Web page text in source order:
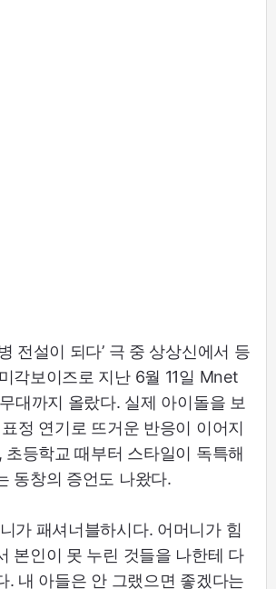
전설이 되다’ 극 중 상상신에서 등
각보이즈로 지난 6월 11일 Mnet
무대까지 올랐다. 실제 아이돌을 보
정 연기로 뜨거운 반응이 이어지
초등학교 때부터 스타일이 독특해
동창의 증언도 나왔다.
가 패셔너블하시다. 어머니가 힘
본인이 못 누린 것들을 나한테 다
. 내 아들은 안 그랬으면 좋겠다는